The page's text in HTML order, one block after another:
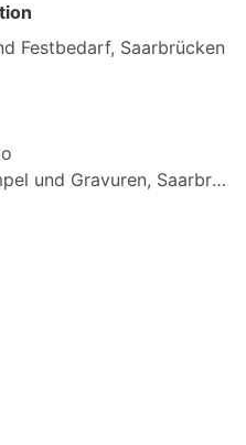
Festbedarf, Saarbrücken
Saarbrücken und Neunkirchen